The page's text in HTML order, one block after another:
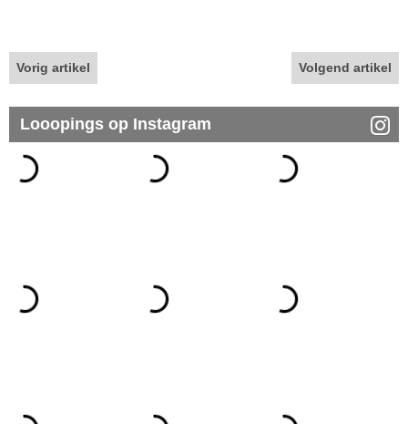
Vorig artikel Volgend artikel
Looopings op Instagram